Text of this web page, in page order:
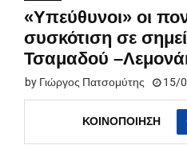
«Υπεύθυνοι» οι
συσκότιση σε
Τσαμαδού
by Γιώργος Πατσομύτης 15/
ΚΟΙΝΟΠΟΊΗΣΗ